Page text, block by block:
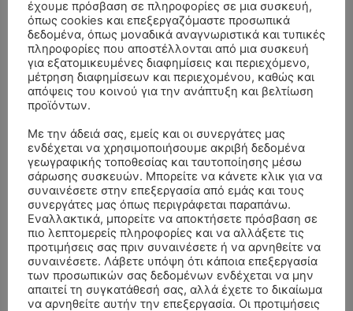
ΣΥΛΛΥΠΗΤΗΡΙΑ ΜΗΝΥΜΑΤΑ
Αλέξανδρος ΣέρβοςεπίΚΗΔΕΙΑ – ΣΑΒΒΑΤΟ 25/7/2026 –
ΧΑΡΑΛΑΜΠΟΣ ΚΑΥΚΙΑΣ ΕΤΩΝ 57
έχουμε πρόσβαση σε πληροφορίες σε μια συσκευή,
όπως cookies και επεξεργαζόμαστε προσωπικά
δεδομένα, όπως μοναδικά αναγνωριστικά και τυπικές
πληροφορίες που αποστέλλονται από μια συσκευή
για εξατομικευμένες διαφημίσεις και περιεχόμενο,
μέτρηση διαφημίσεων και περιεχομένου, καθώς και
απόψεις του κοινού για την ανάπτυξη και βελτίωση
προϊόντων.
Με την άδειά σας, εμείς και οι συνεργάτες μας
ενδέχεται να χρησιμοποιήσουμε ακριβή δεδομένα
γεωγραφικής τοποθεσίας και ταυτοποίησης μέσω
σάρωσης συσκευών. Μπορείτε να κάνετε κλικ για να
συναινέσετε στην επεξεργασία από εμάς και τους
συνεργάτες μας όπως περιγράφεται παραπάνω.
Εναλλακτικά, μπορείτε να αποκτήσετε πρόσβαση σε
πιο λεπτομερείς πληροφορίες και να αλλάξετε τις
προτιμήσεις σας πριν συναινέσετε ή να αρνηθείτε να
συναινέσετε. Λάβετε υπόψη ότι κάποια επεξεργασία
των προσωπικών σας δεδομένων ενδέχεται να μην
απαιτεί τη συγκατάθεσή σας, αλλά έχετε το δικαίωμα
να αρνηθείτε αυτήν την επεξεργασία. Οι προτιμήσεις